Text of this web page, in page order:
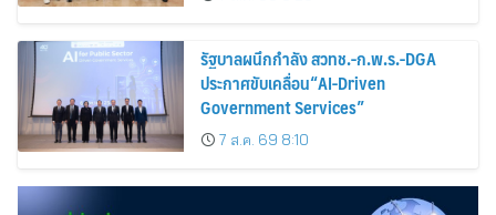
2026
รัฐบาลผนึกกำลัง สวทช.-ก.พ.ร.-DGA
ประกาศขับเคลื่อน“AI-Driven
Government Services”
7 ส.ค. 69 8:10